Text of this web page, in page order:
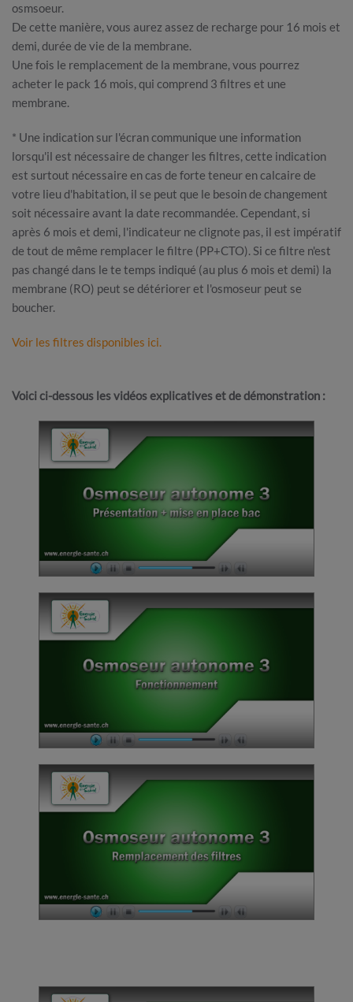
osmsoeur.
De cette manière, vous aurez assez de recharge pour 16 mois et
demi, durée de vie de la membrane.
Une fois le remplacement de la membrane, vous pourrez
acheter le pack 16 mois, qui comprend 3 filtres et une
membrane.
* Une indication sur l'écran communique une information
lorsqu'il est nécessaire de changer les filtres, cette indication
est surtout nécessaire en cas de forte teneur en calcaire de
votre lieu d'habitation, il se peut que le besoin de changement
soit nécessaire avant la date recommandée. Cependant, si
après 6 mois et demi, l'indicateur ne clignote pas, il est impératif
de tout de même remplacer le filtre (PP+CTO). Si ce filtre n'est
pas changé dans le te temps indiqué (au plus 6 mois et demi) la
membrane (RO) peut se détériorer et l'osmoseur peut se
boucher.
Voir les filtres disponibles ici.
Voici ci-dessous les vidéos explicatives et de démonstration :